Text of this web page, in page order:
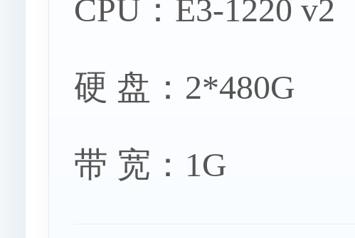
保加利亚服务
CPU：E3-1220 v2
硬 盘：2*480G
带 宽：1G